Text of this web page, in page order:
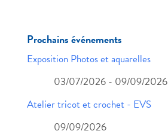
Prochains événements
Exposition Photos et aquarelles
03/07/2026 - 09/09/2026
Atelier tricot et crochet - EVS
09/09/2026